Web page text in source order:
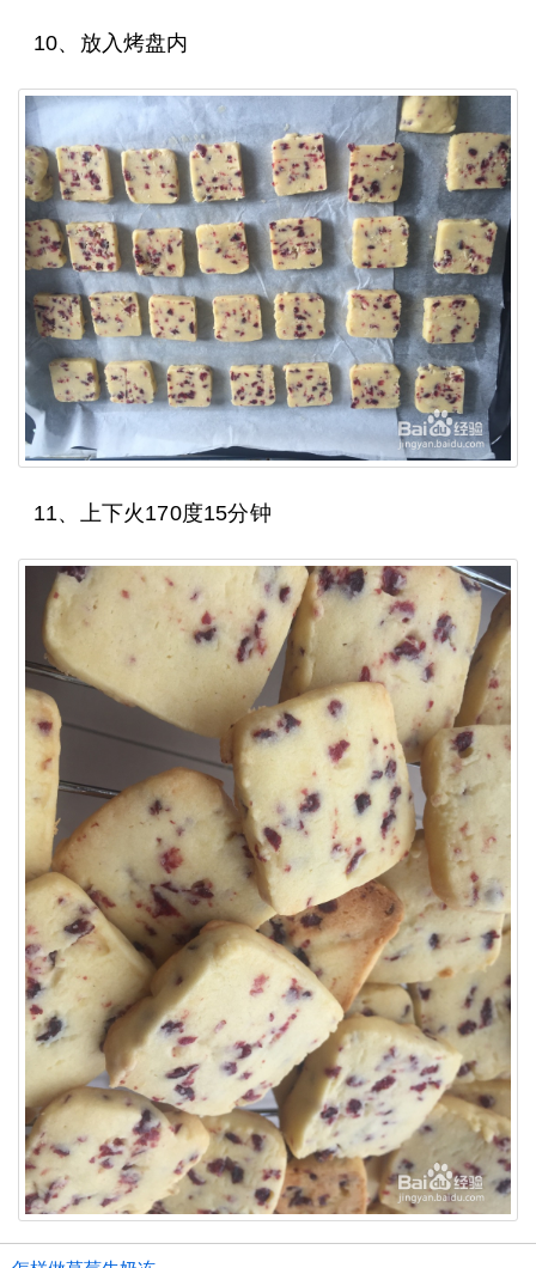
10、放入烤盘内
11、上下火170度15分钟